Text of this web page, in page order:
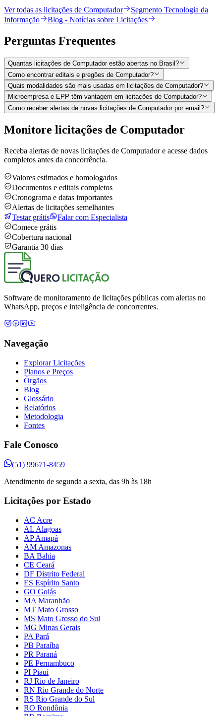
Ver todas as licitações de Computador
Segmento Tecnologia da
Informação
Blog - Notícias sobre Licitações
Perguntas Frequentes
Quantas licitações de Computador estão abertas no Brasil?
Como encontrar editais e pregões de Computador?
Quais modalidades são mais usadas em licitações de Computador?
Microempresa e EPP têm vantagem em licitações de Computador?
Como receber alertas de novas licitações de Computador por email?
Monitore licitações de Computador
Receba alertas de novas licitações de Computador e acesse dados
completos antes da concorrência.
Valores estimados e homologados
Documentos e editais completos
Cronograma e datas importantes
Alertas de licitações semelhantes
Testar grátis
Falar com Especialista
Comece grátis
Cobertura nacional
Garantia 30 dias
Software de monitoramento de licitações públicas com alertas no
WhatsApp, preços e inteligência de concorrentes.
Navegação
Explorar Licitações
Planos e Preços
Órgãos
Blog
Glossário
Relatórios
Metodologia
Fontes
Fale Conosco
(51) 99671-8459
Atendimento de segunda a sexta, das 9h às 18h
Licitações por Estado
AC Acre
AL Alagoas
AP Amapá
AM Amazonas
BA Bahia
CE Ceará
DF Distrito Federal
ES Espírito Santo
GO Goiás
MA Maranhão
MT Mato Grosso
MS Mato Grosso do Sul
MG Minas Gerais
PA Pará
PB Paraíba
PR Paraná
PE Pernambuco
PI Piauí
RJ Rio de Janeiro
RN Rio Grande do Norte
RS Rio Grande do Sul
RO Rondônia